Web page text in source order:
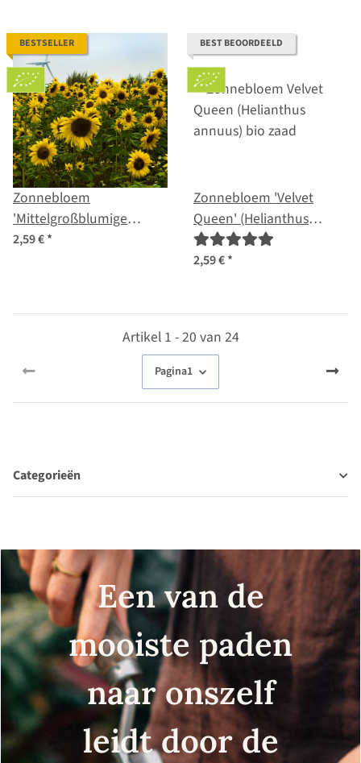
BESTSELLER
Zonnebloem
'Mittelgroßblumige
Gelbe' (Helianthus
2,59 €*
BEST BEOORDEELD
Zonnebloem 'Velvet
Queen' (Helianthus
annuus) bio zaad
2,59 €*
Artikel 1 - 20 van 24
Pagina1
Categorieën
Een van de
mooiste paden
naar onszelf
leidt door de